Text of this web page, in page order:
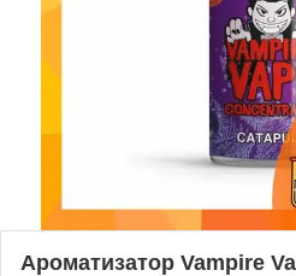
Ароматизатор Vampire